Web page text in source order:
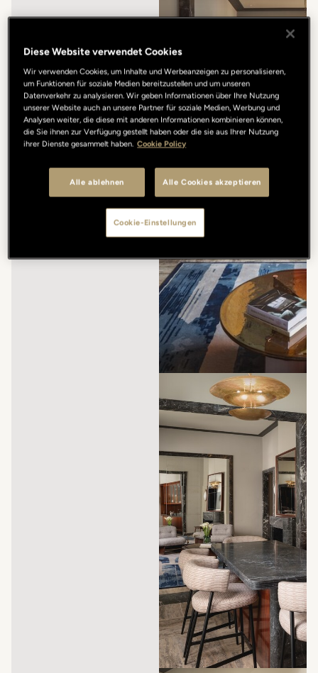
Diese Website verwendet Cookies
Wir verwenden Cookies, um Inhalte und Werbeanzeigen zu personalisieren,
um Funktionen für soziale Medien bereitzustellen und um unseren
Datenverkehr zu analysieren. Wir geben Informationen über Ihre Nutzung
unserer Website auch an unsere Partner für soziale Medien, Werbung und
Analysen weiter, die diese mit anderen Informationen kombinieren können,
die Sie ihnen zur Verfügung gestellt haben oder die sie aus Ihrer Nutzung
ihrer Dienste gesammelt haben. Cookie Policy
Alle ablehnen Alle Cookies akzeptieren
Cookie-Einstellungen